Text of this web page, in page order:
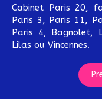
Cabinet Paris 20,
Paris 3, Paris 11,
Paris 4, Bagnolet,
Lilas ou Vincennes.